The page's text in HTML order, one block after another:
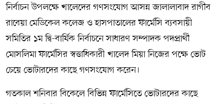
নির্বাচন উপলক্ষে খালেদের গণসংযোগ আসন্ন জালালাবাদ রাগীব
রাবেয়া মেডিকেল কলেজ ও হাসপাতালের ফার্মেসি ব্যবসায়ী
সমিতির ১ম দ্বি-বার্ষিক নির্বাচনে সাধারণ সম্পাদক পদপ্রার্থী
মোসলিমা ফার্মেসির স্বত্তাধিকারী খালেদ মিয়া নিজের পক্ষে ভোট
চেয়ে ভোটারদের কাছে গণসংযোগ করেন।
গতকাল শনিবার বিকেলে বিভিন্ন ফার্মেসিতে ভোটারদের কাছে